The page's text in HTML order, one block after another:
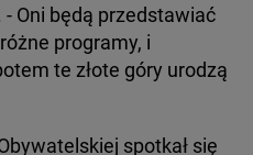
Oni będą przedstawiać
programy, i
te złote góry urodzą
spotkał się